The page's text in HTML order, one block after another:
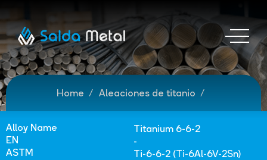
Home Aleaciones de titanio
Alloy Name
Titanium 6-6-2
EN
-
ASTM
Ti-6-6-2 (Ti-6Al-6V-2Sn)